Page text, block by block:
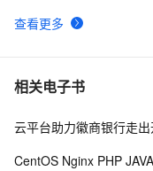
9 安装高可用性虚拟机
10
查看更多
相关电子书
云平台助力徽商银行走
CentOS Nginx PHP